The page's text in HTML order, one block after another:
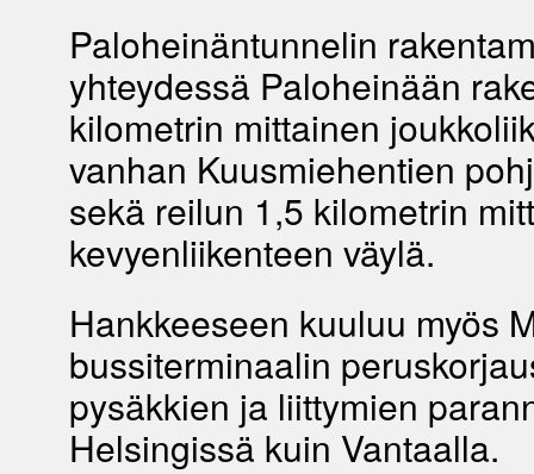
Paloheinäntunnelin
yhteydessä Paloheinään
kilometrin mittainen
vanhan Kuusmiehentien
sekä reilun 1,5 kilometrin
kevyenliikenteen väylä.
Hankkeeseen kuuluu myös
bussiterminaalin
pysäkkien ja liittymien
Helsingissä kuin Vantaalla.